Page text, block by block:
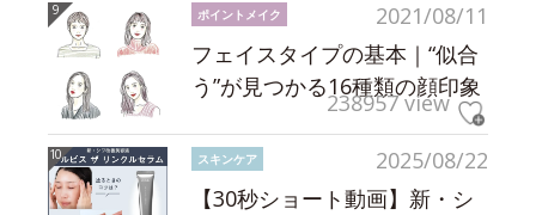
2021/08/11
ポイントメイク
フェイスタイプの基本｜“似合
う”が見つかる16種類の顔印象
238957 view
2025/08/22
スキンケア
【30秒ショート動画】新・シ